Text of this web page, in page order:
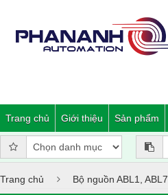
Trang chủ Giới thiệu Sản phẩm
Trang chủ Bộ nguồn ABL1, ABL7